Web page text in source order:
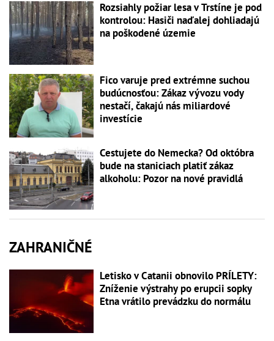
Rozsiahly požiar lesa v Trstíne je pod
kontrolou: Hasiči naďalej dohliadajú
na poškodené územie
Fico varuje pred extrémne suchou
budúcnosťou: Zákaz vývozu vody
nestačí, čakajú nás miliardové
investície
Cestujete do Nemecka? Od októbra
bude na staniciach platiť zákaz
alkoholu: Pozor na nové pravidlá
ZAHRANIČNÉ
Letisko v Catanii obnovilo PRÍLETY:
Zníženie výstrahy po erupcii sopky
Etna vrátilo prevádzku do normálu